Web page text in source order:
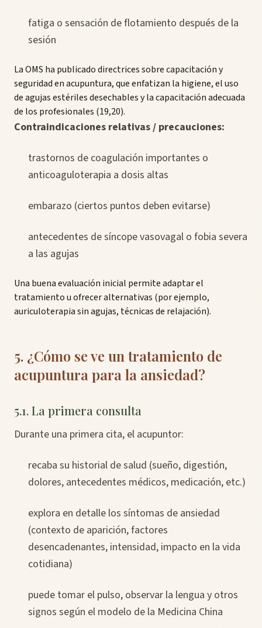
fatiga o sensación de flotamiento después de la
sesión
La OMS ha publicado directrices sobre capacitación y
seguridad en acupuntura, que enfatizan la higiene, el uso
de agujas estériles desechables y la capacitación adecuada
de los profesionales (19,20).
Contraindicaciones relativas / precauciones:
trastornos de coagulación importantes o
anticoaguloterapia a dosis altas
embarazo (ciertos puntos deben evitarse)
antecedentes de síncope vasovagal o fobia severa
a las agujas
Una buena evaluación inicial permite adaptar el
tratamiento u ofrecer alternativas (por ejemplo,
auriculoterapia sin agujas, técnicas de relajación).
5. ¿Cómo se ve un tratamiento de
acupuntura para la ansiedad?
5.1. La primera consulta
Durante una primera cita, el acupuntor:
recaba su historial de salud (sueño, digestión,
dolores, antecedentes médicos, medicación, etc.)
explora en detalle los síntomas de ansiedad
(contexto de aparición, factores
desencadenantes, intensidad, impacto en la vida
cotidiana)
puede tomar el pulso, observar la lengua y otros
signos según el modelo de la Medicina China